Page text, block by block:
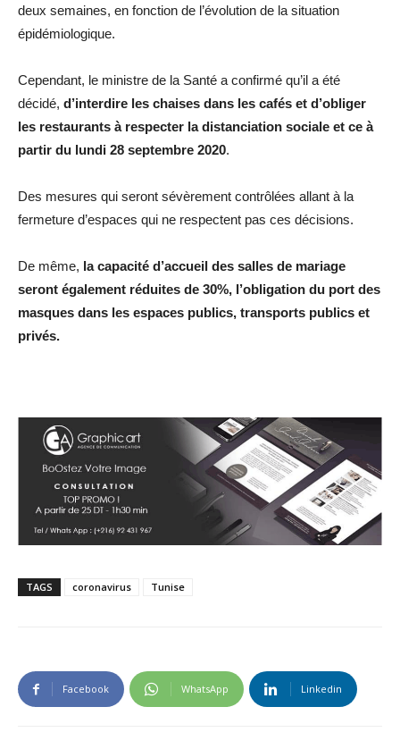
deux semaines, en fonction de l’évolution de la situation
épidémiologique.
Cependant, le ministre de la Santé a confirmé qu’il a été
décidé, d’interdire les chaises dans les cafés et d’obliger
les restaurants à respecter la distanciation sociale et ce à
partir du lundi 28 septembre 2020.
Des mesures qui seront sévèrement contrôlées allant à la
fermeture d’espaces qui ne respectent pas ces décisions.
De même, la capacité d’accueil des salles de mariage
seront également réduites de 30%, l’obligation du port des
masques dans les espaces publics, transports publics et
privés.
TAGS coronavirus Tunise
Facebook WhatsApp Linkedin